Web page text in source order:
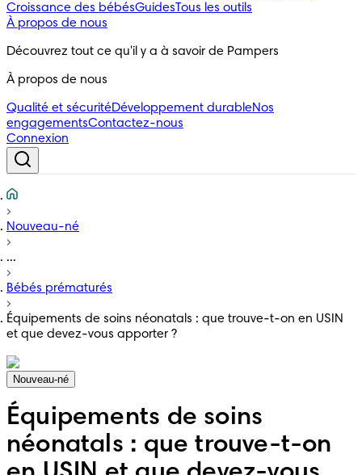
Croissance des bébésGuidesTous les outils
À propos de nous
Découvrez tout ce qu'il y a à savoir de Pampers
À propos de nous
Qualité et sécuritéDéveloppement durableNos
engagementsContactez-nous
Connexion
Nouveau-né
...
Bébés prématurés
Équipements de soins néonatals : que trouve-t-on en USIN
et que devez-vous apporter ?
Nouveau-né
Équipements de soins
néonatals : que trouve-t-on